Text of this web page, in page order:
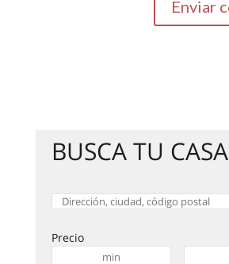
BUSCA TU CASA
Precio